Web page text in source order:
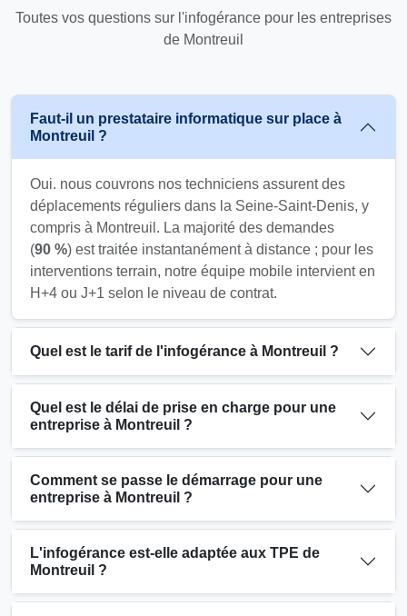
Toutes vos questions sur l'infogérance pour les entreprises
de Montreuil
Faut-il un prestataire informatique sur place à
Montreuil ?
Oui. nous couvrons nos techniciens assurent des
déplacements réguliers dans la Seine-Saint-Denis, y
compris à Montreuil. La majorité des demandes
(90 %) est traitée instantanément à distance ; pour les
interventions terrain, notre équipe mobile intervient en
H+4 ou J+1 selon le niveau de contrat.
Quel est le tarif de l'infogérance à Montreuil ?
Quel est le délai de prise en charge pour une
entreprise à Montreuil ?
Comment se passe le démarrage pour une
entreprise à Montreuil ?
L'infogérance est-elle adaptée aux TPE de
Montreuil ?